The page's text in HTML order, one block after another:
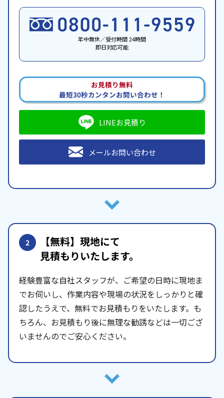
年中無休／受付時間 24時間
即日対応可能
お見積り無料
最短30秒カンタンお問い合わせ！
LINEお見積り
メールお問い合わせ
2 【無料】現地にて
見積もりいたします。
経験豊富な自社スタッフが、ご希望の日時に現地ま
でお伺いし、作業内容や現場の状況をしっかりと確
認したうえで、無料でお見積もりをいたします。も
ちろん、お見積もり後に無理な勧誘などは一切ござ
いませんのでご安心ください。